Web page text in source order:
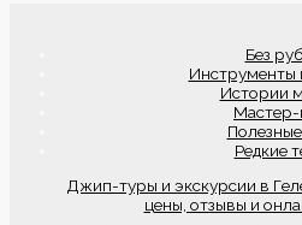
Без
Инструменты
Истории
Мастер-
Редкие
Джип-туры и экскурсии в
цены, отзывы и